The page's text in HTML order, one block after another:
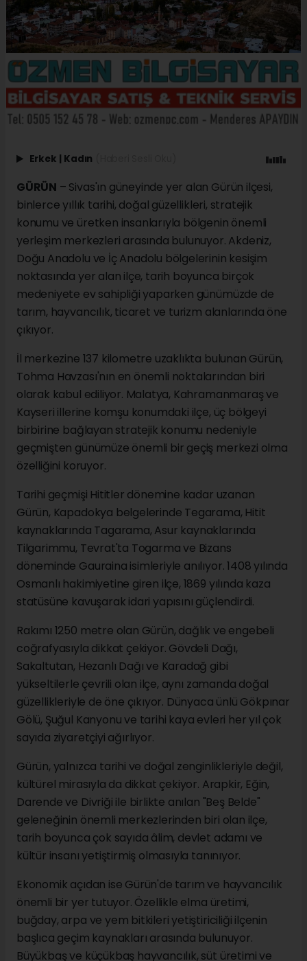
Erkek | Kadın
GÜRÜN – Sivas'ın güneyinde yer alan Gürün ilçesi,
binlerce yıllık tarihi, doğal güzellikleri, stratejik
konumu ve üretken insanlarıyla bölgenin önemli
yerleşim merkezleri arasında bulunuyor. Akdeniz,
Doğu Anadolu ve İç Anadolu bölgelerinin kesişim
noktasında yer alan ilçe, tarih boyunca birçok
medeniyete ev sahipliği yaparken günümüzde de
tarım, hayvancılık, ticaret ve turizm alanlarında öne
çıkıyor.
İl merkezine 137 kilometre uzaklıkta bulunan Gürün,
Tohma Havzası'nın en önemli noktalarından biri
olarak kabul ediliyor. Malatya, Kahramanmaraş ve
Kayseri illerine komşu konumdaki ilçe, üç bölgeyi
birbirine bağlayan stratejik konumu nedeniyle
geçmişten günümüze önemli bir geçiş merkezi olma
özelliğini koruyor.
Tarihi geçmişi Hititler dönemine kadar uzanan
Gürün, Kapadokya belgelerinde Tegarama, Hitit
kaynaklarında Tagarama, Asur kaynaklarında
Tilgarimmu, Tevrat'ta Togarma ve Bizans
döneminde Gauraina isimleriyle anılıyor. 1408 yılında
Osmanlı hakimiyetine giren ilçe, 1869 yılında kaza
statüsüne kavuşarak idari yapısını güçlendirdi.
Rakımı 1250 metre olan Gürün, dağlık ve engebeli
coğrafyasıyla dikkat çekiyor. Gövdeli Dağı,
Sakaltutan, Hezanlı Dağı ve Karadağ gibi
yükseltilerle çevrili olan ilçe, aynı zamanda doğal
güzellikleriyle de öne çıkıyor. Dünyaca ünlü Gökpınar
Gölü, Şuğul Kanyonu ve tarihi kaya evleri her yıl çok
sayıda ziyaretçiyi ağırlıyor.
Gürün, yalnızca tarihi ve doğal zenginlikleriyle değil,
kültürel mirasıyla da dikkat çekiyor. Arapkir, Eğin,
Darende ve Divriği ile birlikte anılan "Beş Belde"
geleneğinin önemli merkezlerinden biri olan ilçe,
tarih boyunca çok sayıda âlim, devlet adamı ve
kültür insanı yetiştirmiş olmasıyla tanınıyor.
Ekonomik açıdan ise Gürün'de tarım ve hayvancılık
önemli bir yer tutuyor. Özellikle elma üretimi,
buğday, arpa ve yem bitkileri yetiştiriciliği ilçenin
başlıca geçim kaynakları arasında bulunuyor.
Büyükbaş ve küçükbaş hayvancılık, süt üretimi ve